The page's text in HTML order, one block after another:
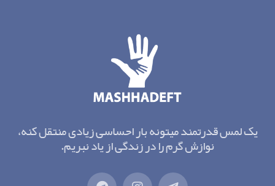
یک لمس قدرتمند میتونه بار احساسی زیادی منتقل کنه،
نوازش گرم را در زندگی از یاد نبریم.